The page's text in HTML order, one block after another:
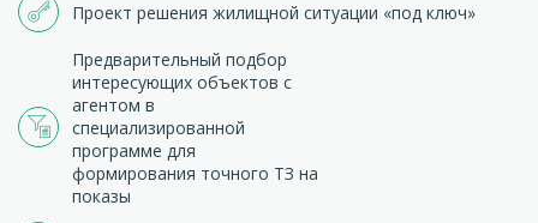
Проект решения жилищной ситуации «под ключ»
Предварительный подбор
интересующих объектов с
агентом в
специализированной
программе для
формирования точного ТЗ на
показы